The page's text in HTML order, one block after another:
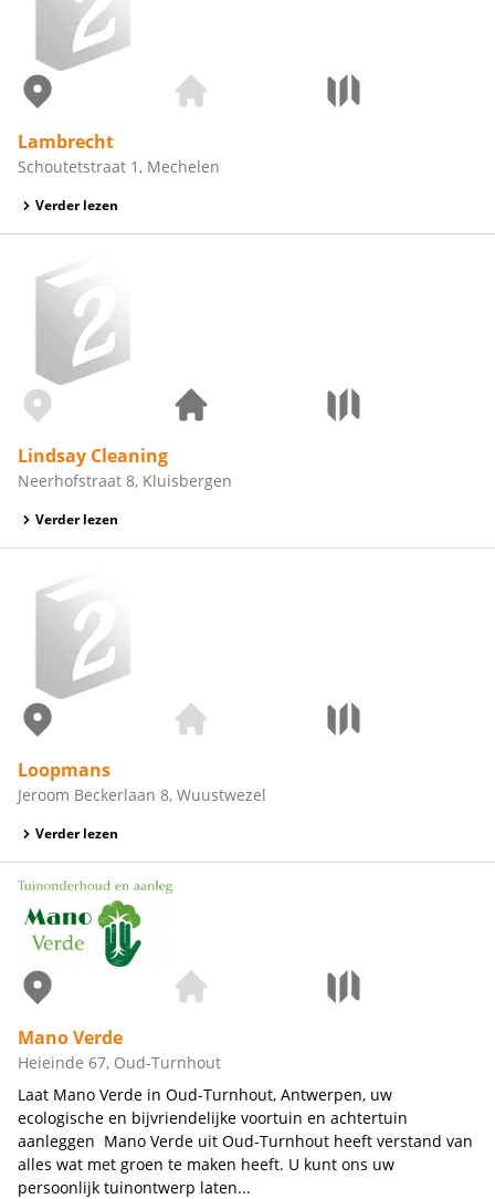
Lambrecht
Schoutetstraat 1, Mechelen
Verder lezen
Lindsay Cleaning
Neerhofstraat 8, Kluisbergen
Verder lezen
Loopmans
Jeroom Beckerlaan 8, Wuustwezel
Verder lezen
Mano Verde
Heieinde 67, Oud-Turnhout
Laat Mano Verde in Oud-Turnhout, Antwerpen, uw
ecologische en bijvriendelijke voortuin en achtertuin
aanleggen Mano Verde uit Oud-Turnhout heeft verstand van
alles wat met groen te maken heeft. U kunt ons uw
persoonlijk tuinontwerp laten...